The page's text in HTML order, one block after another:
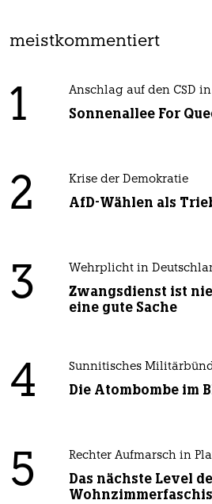
meistkommentiert
1 Anschlag auf den CSD
Sonnenallee For
2 Krise der Demokratie
AfD-Wählen als
3 Wehrplicht in
Zwangsdienst ist
eine gute Sache
4 Sunnitisches
Die Atombombe im
5 Rechter Aufmarsch in
Das nächste Level